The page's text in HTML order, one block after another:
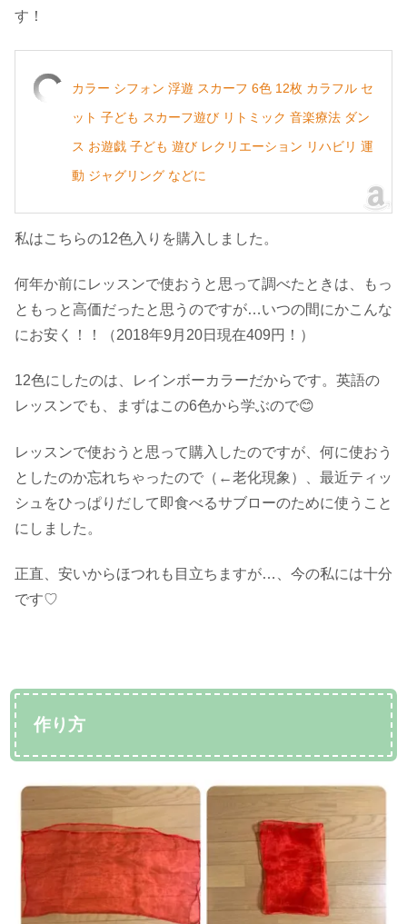
す！
カラー シフォン 浮遊 スカーフ 6色 12枚 カラフル セ
ット 子ども スカーフ遊び リトミック 音楽療法 ダン
ス お遊戯 子ども 遊び レクリエーション リハビリ 運
動 ジャグリング などに
私はこちらの12色入りを購入しました。
何年か前にレッスンで使おうと思って調べたときは、もっ
ともっと高価だったと思うのですが…いつの間にかこんな
にお安く！！（2018年9月20日現在409円！）
12色にしたのは、レインボーカラーだからです。英語の
レッスンでも、まずはこの6色から学ぶので😊
レッスンで使おうと思って購入したのですが、何に使おう
としたのか忘れちゃったので（←老化現象）、最近ティッ
シュをひっぱりだして即食べるサブローのために使うこと
にしました。
正直、安いからほつれも目立ちますが…、今の私には十分
です♡
作り方